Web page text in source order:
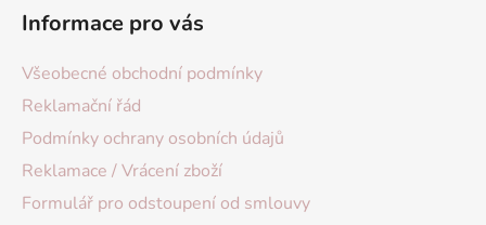
Informace pro vás
Všeobecné obchodní podmínky
Reklamační řád
Podmínky ochrany osobních údajů
Reklamace / Vrácení zboží
Formulář pro odstoupení od smlouvy